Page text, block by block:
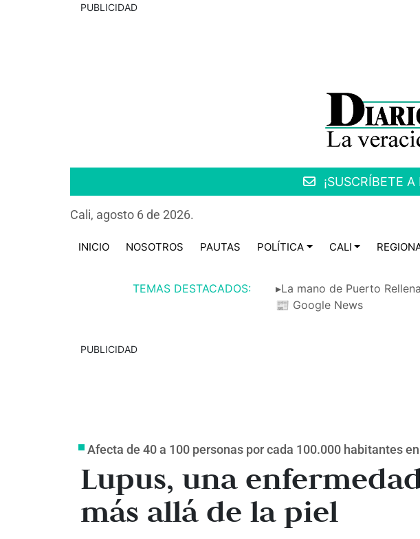
PUBLICIDAD
¡SUSCRÍBETE
Cali, agosto 6 de 2026.
INICIO NOSOTROS PAUTAS POLÍTICA CALI
TEMAS DESTACADOS: ▸La mano de Puerto
📰 Google News
PUBLICIDAD
Afecta de 40 a 100 personas por cada 100.000 habitantes
Lupus, una
más allá de la piel